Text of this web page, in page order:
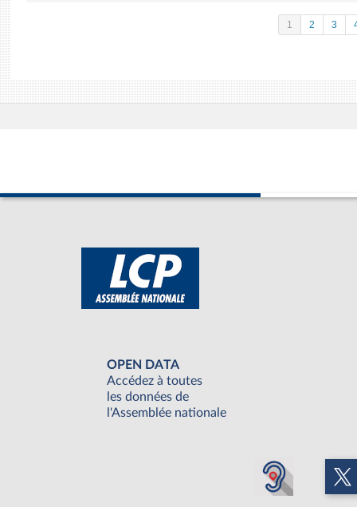
1 2 3
OPEN DATA
Accédez à toutes
les données de
l'Assemblée nationale